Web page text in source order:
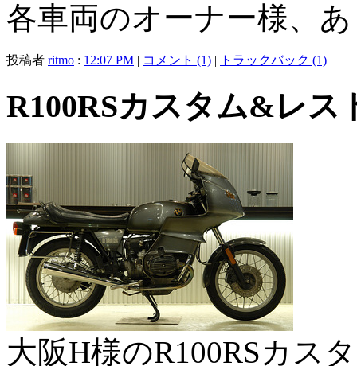
各車両のオーナー様、
投稿者 ritmo : 12:07 PM | コメント (1) | トラックバック (1)
R100RSカスタム&レス
大阪H様のR100RSカス